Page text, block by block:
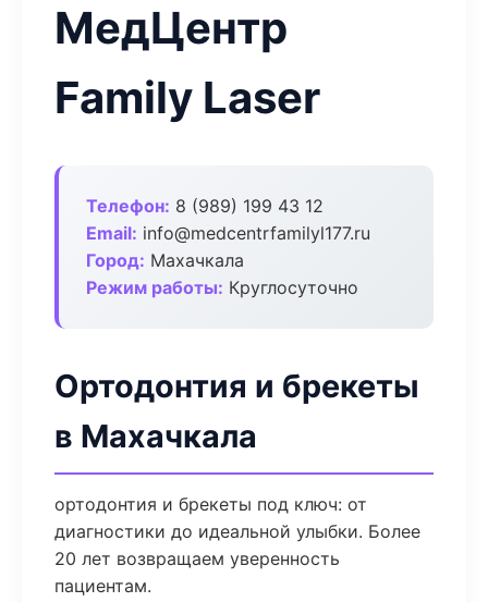
МедЦентр
Family Laser
Телефон: 8 (989) 199 43 12
Email: info@medcentrfamilyl177.ru
Город: Махачкала
Режим работы: Круглосуточно
Ортодонтия и брекеты
в Махачкала
ортодонтия и брекеты под ключ: от
диагностики до идеальной улыбки. Более
20 лет возвращаем уверенность
пациентам.